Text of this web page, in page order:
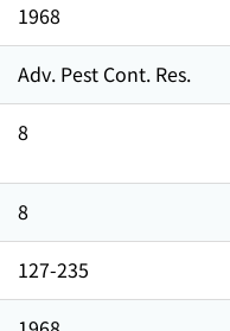
1968
Adv. Pest Cont. Res.
8
8
127-235